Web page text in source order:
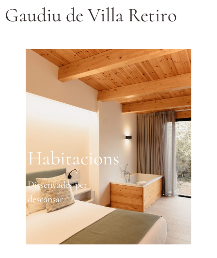
Gaudiu de Villa Retiro
Habitacions
Dissenyades per
descansar